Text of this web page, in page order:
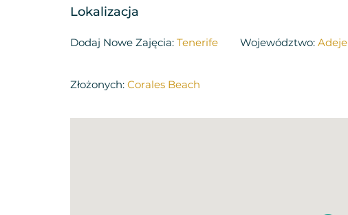
Lokalizacja
Dodaj Nowe Zajęcia: Tenerife Województwo: Adeje
Złożonych: Corales Beach